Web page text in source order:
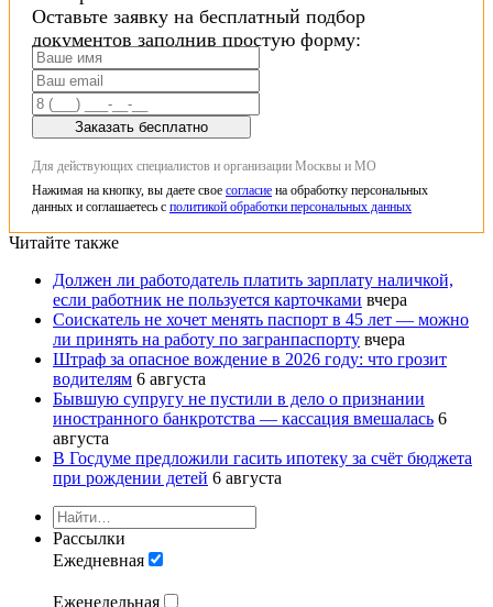
Оставьте заявку на бесплатный подбор
документов заполнив простую форму:
Заказать бесплатно
Для действующих специалистов и организации Москвы и МО
Нажимая на кнопку, вы даете свое согласие на обработку персональных
данных и соглашаетесь с политикой обработки персональных данных
Читайте также
Должен ли работодатель платить зарплату наличкой,
если работник не пользуется карточками вчера
Соискатель не хочет менять паспорт в 45 лет — можно
ли принять на работу по загранпаспорту вчера
Штраф за опасное вождение в 2026 году: что грозит
водителям 6 августа
Бывшую супругу не пустили в дело о признании
иностранного банкротства — кассация вмешалась 6
августа
В Госдуме предложили гасить ипотеку за счёт бюджета
при рождении детей 6 августа
Рассылки
Ежедневная
Еженедельная